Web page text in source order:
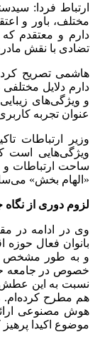
ارتباط فردا:
مختلف، باور و
دارم و معتقدم
تضادی با نقش
هاشمی تصریح کرد:
دارم دلایل
و ویژگی‌های
عنوان تجربه
وزیر ارتباطات
ویژگی‌هایی است
ساحت ارتباطات و
«الهام بخش»
لزوم دوری از
وی در ادامه در
بانوان فعال حوزه
و به طور مشخص
خصوص در جامعه
نسبت به این
هم مطرح کرده‌ام.
هوش مصنوعی
موضوع اکیدا پرهیز